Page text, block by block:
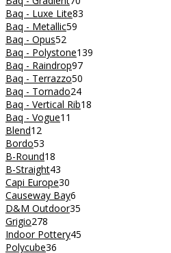
Baq - Luxe Lite83
Baq - Metallic59
Baq - Opus52
Baq - Polystone139
Baq - Raindrop97
Baq - Terrazzo50
Baq - Tornado24
Baq - Vertical Rib18
Baq - Vogue11
Blend12
Bordo53
B-Round18
B-Straight43
Capi Europe30
Causeway Bay6
D&M Outdoor35
Grigio278
Indoor Pottery45
Polycube36